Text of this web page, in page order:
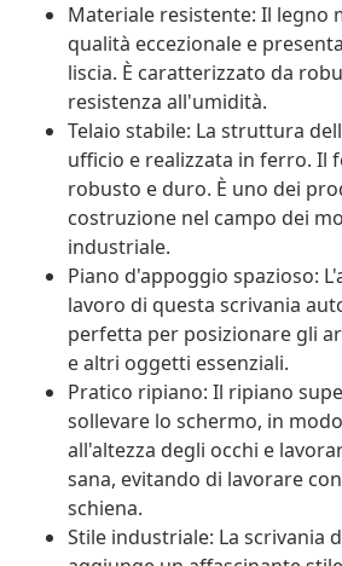
Materiale resistente: Il legno
qualità eccezionale e
liscia. È caratterizzato da
resistenza all'umidità.
Telaio stabile: La struttura
ufficio e realizzata in ferro. Il
robusto e duro. È uno dei
costruzione nel campo dei
industriale.
Piano d'appoggio spazioso:
lavoro di questa scrivania
perfetta per posizionare gli
e altri oggetti essenziali.
Pratico ripiano: Il ripiano
sollevare lo schermo, in
all'altezza degli occhi e
sana, evitando di lavorare
schiena.
Stile industriale: La scrivania